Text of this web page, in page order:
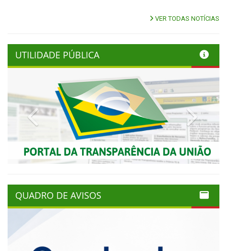
VER TODAS NOTÍCIAS
UTILIDADE PÚBLICA
Previous Next
QUADRO DE AVISOS